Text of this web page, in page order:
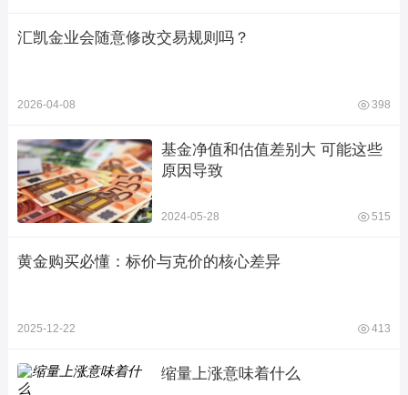
汇凯金业会随意修改交易规则吗？
2026-04-08 398
基金净值和估值差别大 可能这些
原因导致
2024-05-28 515
黄金购买必懂：标价与克价的核心差异
2025-12-22 413
缩量上涨意味着什么